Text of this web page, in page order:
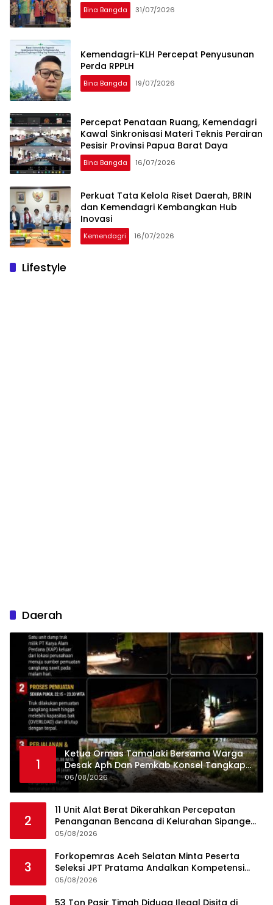
Bina Bangda 31/07/2026
Kemendagri-KLH Percepat Penyusunan
Perda RPPLH
Bina Bangda 19/07/2026
Percepat Penataan Ruang, Kemendagri
Kawal Sinkronisasi Materi Teknis Perairan
Pesisir Provinsi Papua Barat Daya
Bina Bangda 16/07/2026
Perkuat Tata Kelola Riset Daerah, BRIN
dan Kemendagri Kembangkan Hub
Inovasi
Kemendagri 16/07/2026
Lifestyle
Daerah
1
Ketua Ormas Tamalaki Bersama Warga
Desak Aph Dan Pemkab Konsel Tangkap
Pelaku Angkut Cangkang Sawit Overload,
Truk PT KAP Melintas Jalan Umum
06/08/2026
2
11 Unit Alat Berat Dikerahkan Percepatan
Penanganan Bencana di Kelurahan Sipange
Kecamatan Tukka
05/08/2026
3
Forkopemras Aceh Selatan Minta Peserta
Seleksi JPT Pratama Andalkan Kompetensi
dan Integritas, Bukan Kedekatan
05/08/2026
53 Ton Pasir Timah Diduga Ilegal Disita di